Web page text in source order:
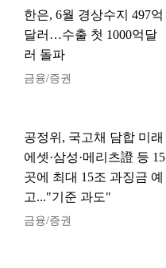
한은, 6월 경상수지 497억
달러…수출 첫 1000억달
러 돌파
금융/증권
공정위, 국고채 담합 미래
에셋·삼성·메리츠證 등 15
곳에 최대 15조 과징금 예
고..."기준 과도"
금융/증권